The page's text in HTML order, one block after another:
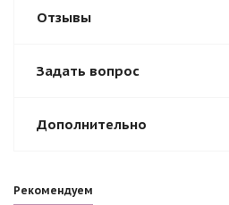
Отзывы
Задать вопрос
Дополнительно
Рекомендуем